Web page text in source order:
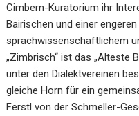
Cimbern-Kuratorium ihr
Bairischen und einer
sprachwissenschaftlichem
„Zimbrisch“ ist das „Älteste
unter den Dialektvereinen
gleiche Horn für ein
Ferstl von der Schmeller-